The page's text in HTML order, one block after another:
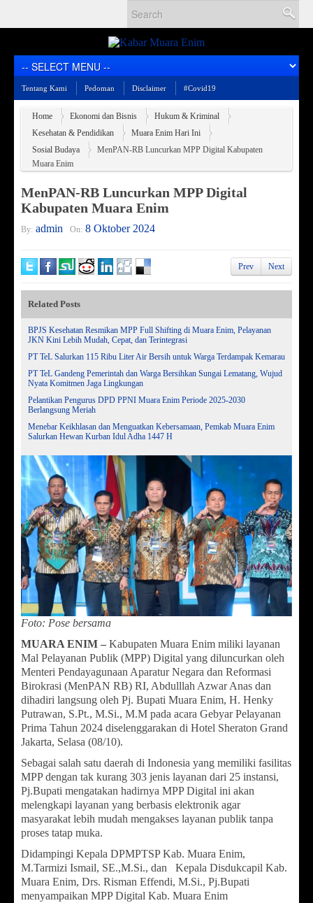
Tentang Kami Pedoman Disclaimer #Covid19
Home Ekonomi dan Bisnis
Hukum & Kriminal
Kesehatan & Pendidikan
Muara Enim Hari Ini
Sosial Budaya
MenPAN-RB Luncurkan MPP Digital Kabupaten
Muara Enim
MenPAN-RB Luncurkan MPP Digital
Kabupaten Muara Enim
By: admin On: 8 Oktober 2024
Prev Next
Related Posts
BPJS Kesehatan Resmikan MPP Full Shifting di Muara Enim, Pelayanan
JKN Kini Lebih Mudah, Cepat, dan Terintegrasi
PT TeL Salurkan 115 Ribu Liter Air Bersih untuk Warga Terdampak Kemarau
PT TeL Gandeng Pemerintah dan Warga Bersihkan Sungai Lematang, Wujud
Nyata Komitmen Jaga Lingkungan
Pelantikan Pengurus DPD PPNI Muara Enim Periode 2025-2030
Berlangsung Meriah
Menebar Keikhlasan dan Menguatkan Kebersamaan, Pemkab Muara Enim
Salurkan Hewan Kurban Idul Adha 1447 H
Foto: Pose bersama
MUARA ENIM – Kabupaten Muara Enim miliki layanan
Mal Pelayanan Publik (MPP) Digital yang diluncurkan oleh
Menteri Pendayagunaan Aparatur Negara dan Reformasi
Birokrasi (MenPAN RB) RI, Abdulllah Azwar Anas dan
dihadiri langsung oleh Pj. Bupati Muara Enim, H. Henky
Putrawan, S.Pt., M.Si., M.M pada acara Gebyar Pelayanan
Prima Tahun 2024 diselenggarakan di Hotel Sheraton Grand
Jakarta, Selasa (08/10).
Sebagai salah satu daerah di Indonesia yang memiliki fasilitas
MPP dengan tak kurang 303 jenis layanan dari 25 instansi,
Pj.Bupati mengatakan hadirnya MPP Digital ini akan
melengkapi layanan yang berbasis elektronik agar
masyarakat lebih mudah mengakses layanan publik tanpa
proses tatap muka.
Didampingi Kepala DPMPTSP Kab. Muara Enim,
M.Tarmizi Ismail, SE.,M.Si., dan Kepala Disdukcapil Kab.
Muara Enim, Drs. Risman Effendi, M.Si., Pj.Bupati
menyampaikan MPP Digital Kab. Muara Enim